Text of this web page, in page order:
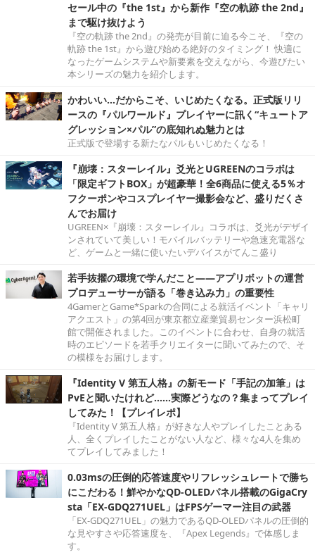
セール中の『the 1st』から新作『空の軌跡 the 2nd』
まで駆け抜けよう
『空の軌跡 the 2nd』の発売が目前に迫る今こそ、『空の
軌跡 the 1st』から遊び始める絶好のタイミング！ 快適に
なったゲームシステムや新要素を交えながら、今遊びたい
本シリーズの魅力を紹介します。
かわいい…だからこそ、いじめたくなる。正式版リリ
ースの『パルワールド』プレイヤーに訊く“キュートア
グレッション×パル”の底知れぬ魅力とは
正式版で登場する新たなパルもいじめたくなる！
『崩壊：スターレイル』爻光とUGREENのコラボは
「限定ギフトBOX」が超豪華！全6商品に使える5％オ
フクーポンやコスプレイヤー撮影会など、盛りだくさ
んでお届け
UGREEN×『崩壊：スターレイル』コラボは、爻光がデザイ
ンされていて美しい！モバイルバッテリーや急速充電器な
ど、ゲームと一緒に使いたいデバイスがてんこ盛り
若手抜擢の環境で学んだこと――アプリボットの運営
プロデューサーが語る「巻き込み力」の重要性
4GamerとGame*Sparkの合同による就活イベント「キャリ
アクエスト」の第4回が東京都立産業貿易センター浜松町
館で開催されました。このイベントに合わせ、自身の就活
時のエピソードを若手クリエイターに聞いてみたので、そ
の模様をお届けします。
『Identity V 第五人格』の新モード「手記の加筆」は
PvEと聞いたけれど……実際どうなの？集まってプレイ
してみた！【プレイレポ】
『Identity V 第五人格』が好きな人やプレイしたことある
人、全くプレイしたことがない人など、様々な4人を集め
てプレイしてみました！
0.03msの圧倒的応答速度やリフレッシュレートで勝ち
にこだわる！鮮やかなQD-OLEDパネル搭載のGigaCry
sta「EX-GDQ271UEL」はFPSゲーマー注目の武器
「EX-GDQ271UEL」の魅力であるQD-OLEDパネルの圧倒的
な見やすさや応答速度を、『Apex Legends』で体感しま
す。